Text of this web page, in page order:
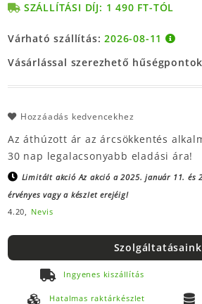
SZÁLLÍTÁSI DÍJ: 1 490 FT-TÓL
Várható szállítás:2026-08-11
Vásárlással szerezhető
Hozzáadás kedvencekhez
Az áthúzott ár az árcsökkentés
30 nap legalacsonyabb eladási ára!
Limitált akcióAz akció a 2025. január 11. és
érvényes vagy a készlet erejéig!
4.20, Nevis
Szolgáltatásaink
Ingyenes kiszállítás
Hatalmas raktárkészlet